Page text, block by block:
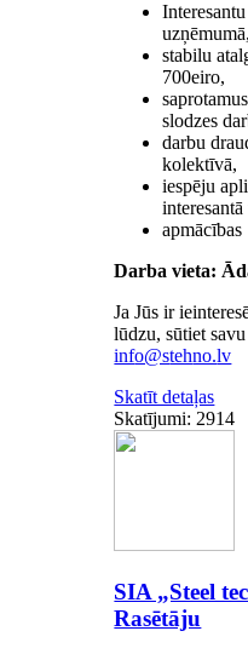
uzņēmumā,
stabilu
700eiro,
slodzes
darbu
kolektīvā,
iespēju
apmācības
Darba vieta:
Ja Jūs ir
lūdzu, sūtiet
Skatīt detaļas
Skatījumi: 2914
SIA „Steel
Rasētāju